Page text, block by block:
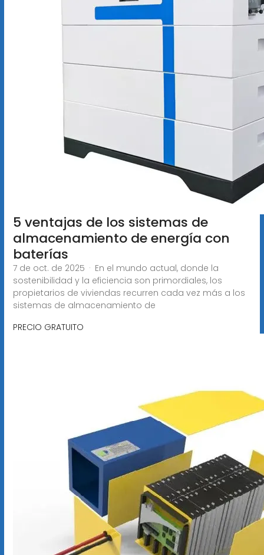
5 ventajas de los sistemas de
almacenamiento de energía con
baterías
7 de oct. de 2025 · En el mundo actual, donde la
sostenibilidad y la eficiencia son primordiales, los
propietarios de viviendas recurren cada vez más a los
sistemas de almacenamiento de
PRECIO GRATUITO